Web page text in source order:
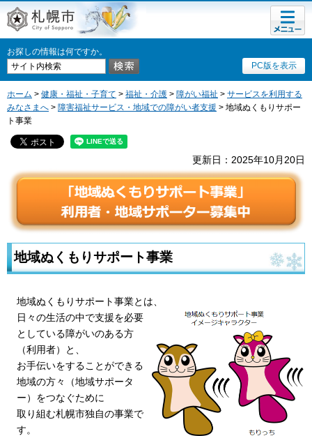
札幌市
お探しの情報は何ですか。
PC版を表示
メニュ
ー
ホーム > 健康・福祉・子育て > 福祉・介護 > 障がい福祉 > サービスを利用する
みなさまへ > 障害福祉サービス・地域での障がい者支援 > 地域ぬくもりサポー
ト事業
更新日：2025年10月20日
地域ぬくもりサポート事業
地域ぬくもりサポート事業とは、
日々の生活の中で支援を必要
としている障がいのある方
（利用者）と、
お手伝いをすることができる
地域の方々（地域サポータ
ー）をつなぐために
取り組む札幌市独自の事業で
す。